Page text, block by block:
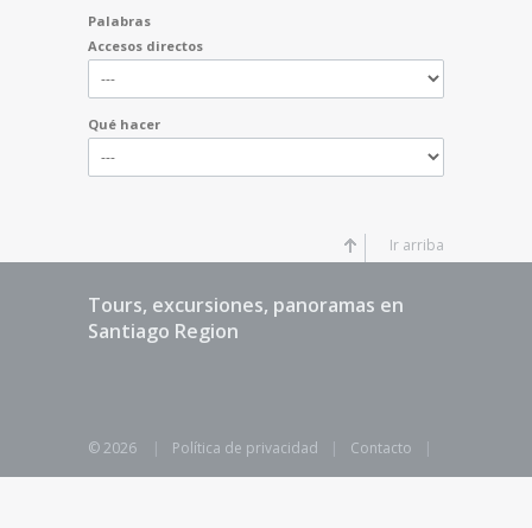
Palabras
Accesos directos
Qué hacer
Tours, excursiones, panoramas en
Santiago Region
Ir arriba
© 2026 | Política de privacidad | Contacto |